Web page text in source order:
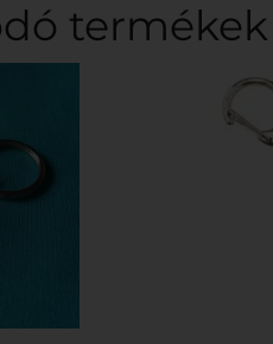
termékek